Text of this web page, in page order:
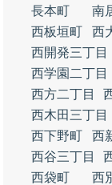
長本町
南
西板垣町
西
西開発三丁目
西学園二丁目
西方二丁目
西木田三丁目
西下野町
西
西谷三丁目
西袋町
西